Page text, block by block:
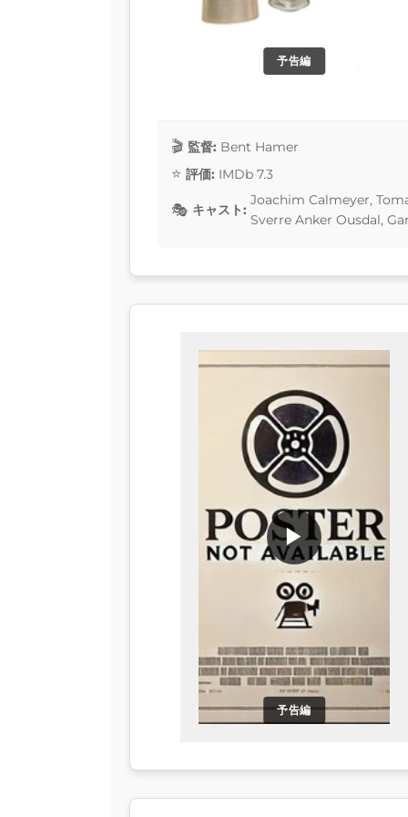
予告編
監督: Bent Hamer
評価: IMDb 7.3
キャスト:
Joachim Calmeyer,
Sverre Anker Ousdal,
予告編
▶